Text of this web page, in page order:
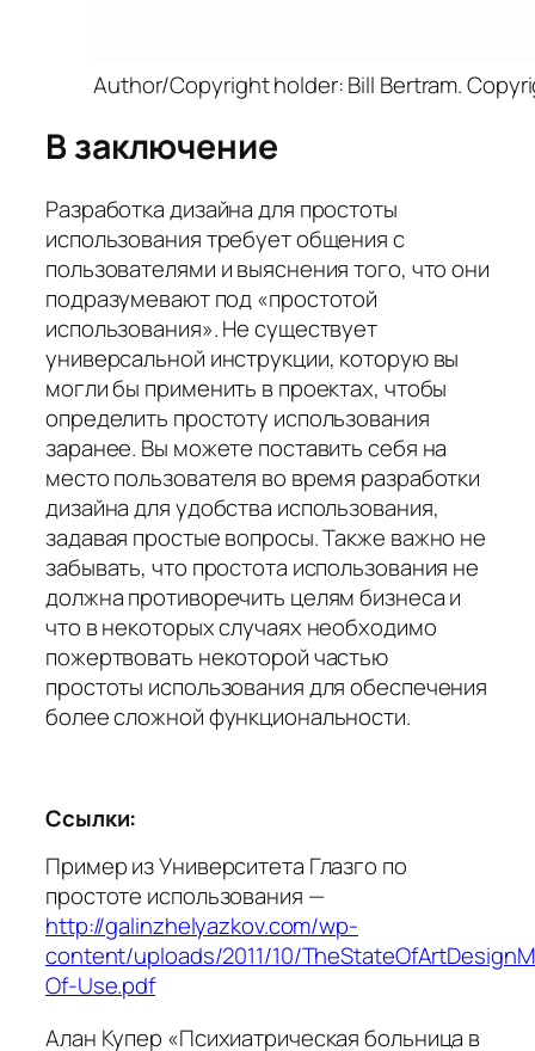
Author/Copyright holder: Bill Bertram.
В заключение
Разработка дизайна для простоты
использования требует общения с
пользователями и выяснения того, что они
подразумевают под «простотой
использования». Не существует
универсальной инструкции, которую вы
могли бы применить в проектах, чтобы
определить простоту использования
заранее. Вы можете поставить себя на
место пользователя во время разработки
дизайна для удобства использования,
задавая простые вопросы. Также важно не
забывать, что простота использования не
должна противоречить целям бизнеса и
что в некоторых случаях необходимо
пожертвовать некоторой частью
простоты использования для обеспечения
более сложной функциональности.
Ссылки:
Пример из Университета Глазго по
простоте использования —
http://galinzhelyazkov.com/wp-
content/uploads/2011/10/
Of-Use.pdf
Алан Купер «Психиатрическая больница в